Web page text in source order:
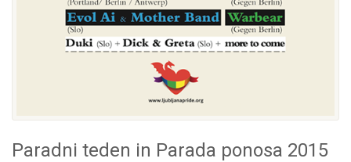
Paradni teden in Parada ponosa 2015